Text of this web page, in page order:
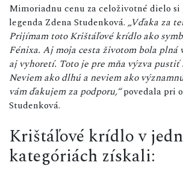
Mimoriadnu cenu za celoživotné dielo si
legenda Zdena Studenková. „Vďaka za
Prijímam toto Krištáľové krídlo ako
Fénixa. Aj moja cesta životom bola plná
aj vyhoretí. Toto je pre mňa výzva pustiť
Neviem ako dlhú a neviem ako
vám ďakujem za podporu,“povedala pri
Studenková.
Krištáľové krídlo v
kategóriách získali: